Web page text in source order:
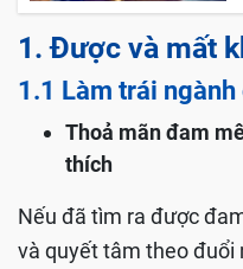
1. Được và mất
1.1 Làm trái
Thoả mãn đam
thích
Nếu đã tìm ra được
và quyết tâm theo đuổi